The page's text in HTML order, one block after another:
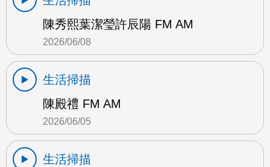
陳秀熙葉潔瑩許辰陽 FM AM
2026/06/08
生活掃描
陳殿禮 FM AM
2026/06/05
生活掃描